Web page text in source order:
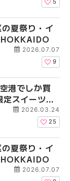
5
夏祭り・イ
2026.07.07
9
港でしか買
スイーツ・
HOKKAIDO
2026.03.24
25
夏祭り・イ
2026.07.07
夏 札幌市南区
とめ | MouLa
夏 札幌市清田
まとめ |
夏 札幌市豊平
まとめ |
夏 札幌市清田
まとめ |
麻辣湯（マーラ
店6選！本場の
で徹底比較 |
年最新】新千
絶対に外せない
子18選 |